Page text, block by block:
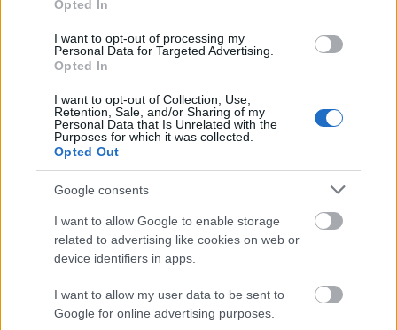
Opted In
I want to opt-out of processing my
Personal Data for Targeted Advertising.
Opted In
I want to opt-out of Collection, Use,
Retention, Sale, and/or Sharing of my
Personal Data that Is Unrelated with the
Purposes for which it was collected.
Opted Out
Google consents
I want to allow Google to enable storage
related to advertising like cookies on web or
device identifiers in apps.
I want to allow my user data to be sent to
Google for online advertising purposes.
Ezeket olvastad már?